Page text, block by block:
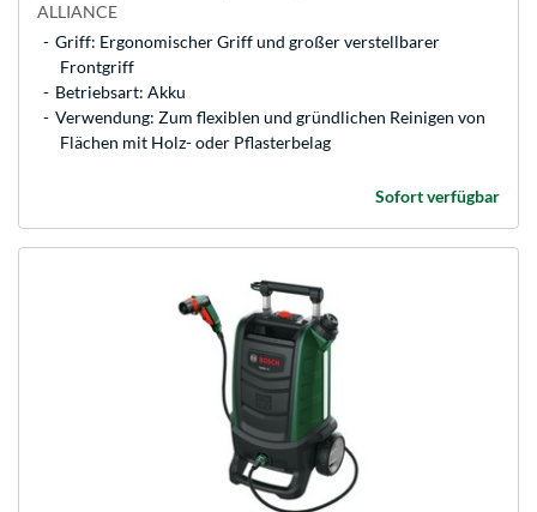
ALLIANCE
Griff: Ergonomischer Griff und großer verstellbarer
Frontgriff
Betriebsart: Akku
Verwendung: Zum flexiblen und gründlichen Reinigen von
Flächen mit Holz- oder Pflasterbelag
Sofort verfügbar